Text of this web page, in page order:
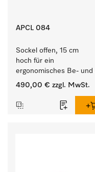
APCL 084
Sockel offen, 15 cm
hoch für ein
ergonomisches Be- und
Entladen von
Trockner.
490,00 € zzgl. MwSt.